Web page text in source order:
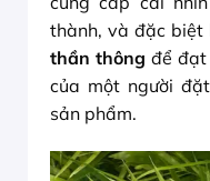
thành, và đặc biệt
thần thông để đạt
của một người
sản phẩm.